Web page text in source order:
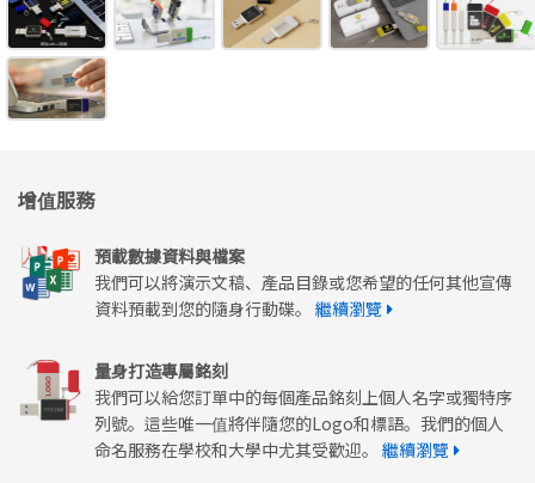
增值服務
預載數據資料與檔案
我們可以將演示文稿、產品目錄或您希望的任何其他宣傳
資料預載到您的隨身行動碟。 繼續瀏覽
量身打造專屬銘刻
我們可以給您訂單中的每個產品銘刻上個人名字或獨特序
列號。這些唯一值將伴隨您的Logo和標語。我們的個人
命名服務在學校和大學中尤其受歡迎。 繼續瀏覽